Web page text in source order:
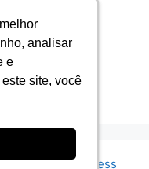
analisar
e
site, você
analisar
e
site, você
withGeneratePress